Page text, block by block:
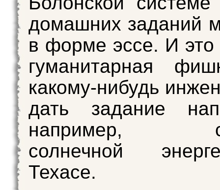
домашних заданий
в форме эссе. И это
гуманитарная
какому-нибудь
дать задание
например,
солнечной
Техасе.